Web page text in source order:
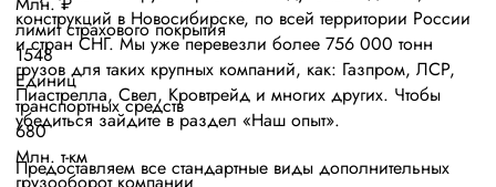
конструкций в Новосибирске, по всей территории России
и стран СНГ. Мы уже перевезли более 756 000 тонн
грузов для таких крупных компаний, как: Газпром, ЛСР,
Пиастрелла, Свел, Кровтрейд и многих других. Чтобы
убедиться зайдите в раздел «Наш опыт».
Предоставляем все стандартные виды дополнительных
лимит страхового покрытия
1548
Единиц
транспортных средств
680
Млн. т-км